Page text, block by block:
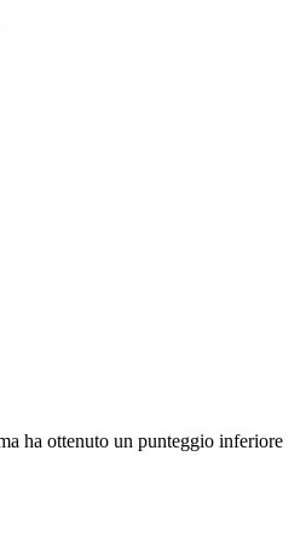
ha ottenuto un punteggio inferiore